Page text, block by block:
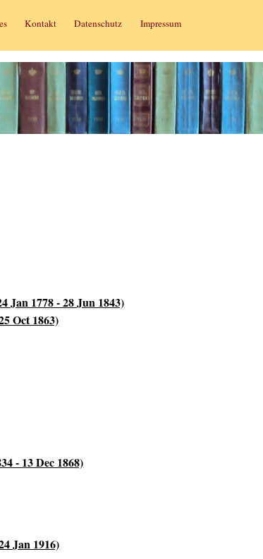
Kontakt Datenschutz Impressum
Jan 1778 - 28 Jun 1843)
Oct 1863)
- 13 Dec 1868)
Jan 1916)